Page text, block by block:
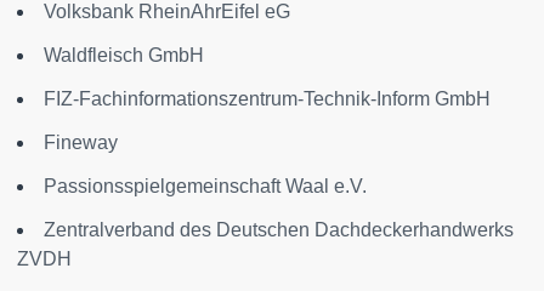
Volksbank RheinAhrEifel eG
Waldfleisch GmbH
FIZ-Fachinformationszentrum-Technik-Inform GmbH
Fineway
Passionsspielgemeinschaft Waal e.V.
Zentralverband des Deutschen Dachdeckerhandwerks
ZVDH